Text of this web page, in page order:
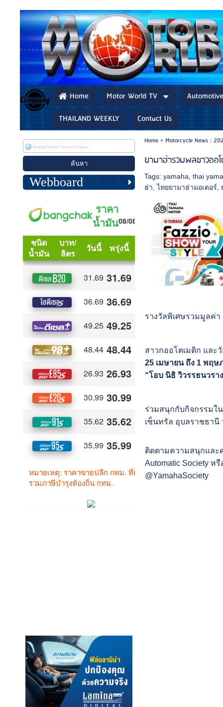
Home Motor World TV
THAILAND WEEKLY
Contact Us
Webboard
Home> Motorcycle News :
ยามาฮ่ารวมพลชาวออ
Tags:yamaha ,thai
ฮ่า ,ไทยยามาฮ่ามอเตอร์
รางวัลพิเศษรวมมูลค่
สาวกออโตเมติก แล
25 เมษายน ถึง 1 พฤษ
“โอบ นิธิ วิวรรธนวรา
ร่วมสนุกกับกิจกรรมใ
เซ็นทรัล อุบลราชธานี
ติดตามความสนุกแล
Automatic Society ห
@YamahaSociety